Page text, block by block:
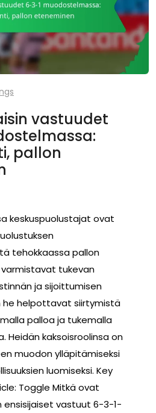
vastuudet
pallon
keskuspuolustajat ovat
tehokkaassa pallon
tukevan
ja sijoittumisen
he helpottavat siirtymistä
palloa ja tukemalla
Heidän kaksoisroolinsa on
muodon ylläpitämiseksi
luomiseksi. Key
Toggle Mitkä ovat
ensisijaiset vastuut 6-3-1-